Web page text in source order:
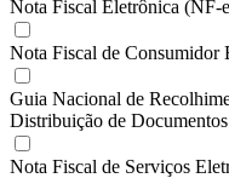
Nota Fiscal Eletrônica (NF-
Nota Fiscal de Consumidor
Guia Nacional de
Distribuição de
Nota Fiscal de Serviços